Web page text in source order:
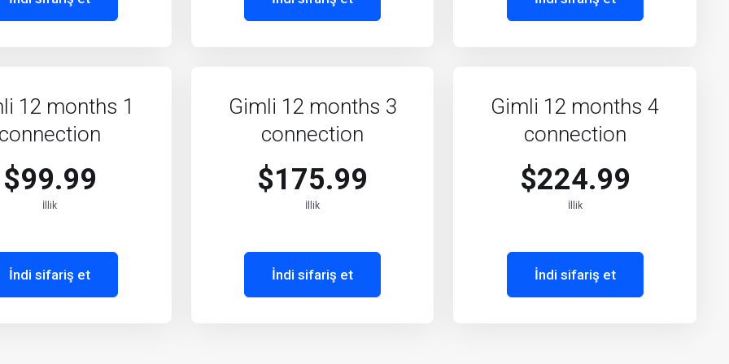
12 months 1
$99.99
İllik
İndi sifariş et
Gimli 12 months 3
connection
$175.99
İllik
İndi sifariş et
Gimli 12 months 4
connection
$224.99
İllik
İndi sifariş et